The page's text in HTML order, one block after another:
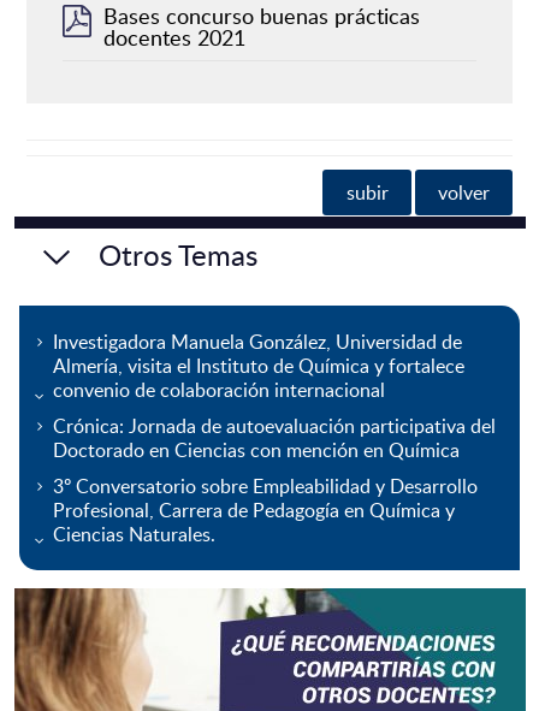
Bases concurso buenas prácticas
docentes 2021
subir volver
Otros Temas
Investigadora Manuela González, Universidad de
Almería, visita el Instituto de Química y fortalece
convenio de colaboración internacional
Crónica: Jornada de autoevaluación participativa del
Doctorado en Ciencias con mención en Química
3º Conversatorio sobre Empleabilidad y Desarrollo
Profesional, Carrera de Pedagogía en Química y
Ciencias Naturales.